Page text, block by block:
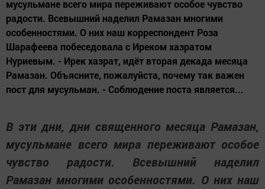
мусульмане всего мира переживают особое чувство
радости. Всевышний наделил Рамазан многими
особенностями. О них наш корреспондент Роза
Шарафеева побеседовала с Иреком хазратом
Нуриевым. - Ирек хазрат, идёт вторая декада месяца
Рамазан. Объясните, пожалуйста, почему так важен
пост для мусульман. - Соблюдение поста является...
В эти дни, дни священного месяца Рамазан,
мусульмане всего мира переживают особое
чувство радости. Всевышний наделил
Рамазан многими особенностями. О них наш